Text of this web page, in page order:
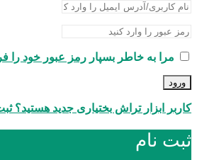
مرا به خاطر بسپار رمز عبور خود را
ورود
کاربر ابزار تراش بختیاری جدید هستید؟
ثبت نام